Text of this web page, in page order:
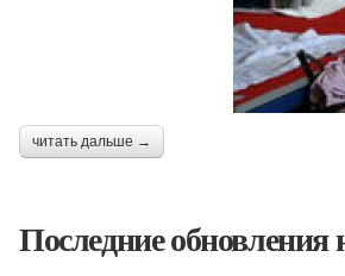
читать дальше →
Последние обновления